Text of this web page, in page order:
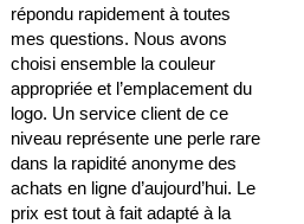
répondu rapidement à toutes
mes questions. Nous avons
choisi ensemble la couleur
appropriée et l’emplacement du
logo. Un service client de ce
niveau représente une perle rare
dans la rapidité anonyme des
achats en ligne d’aujourd’hui. Le
prix est tout à fait adapté à la